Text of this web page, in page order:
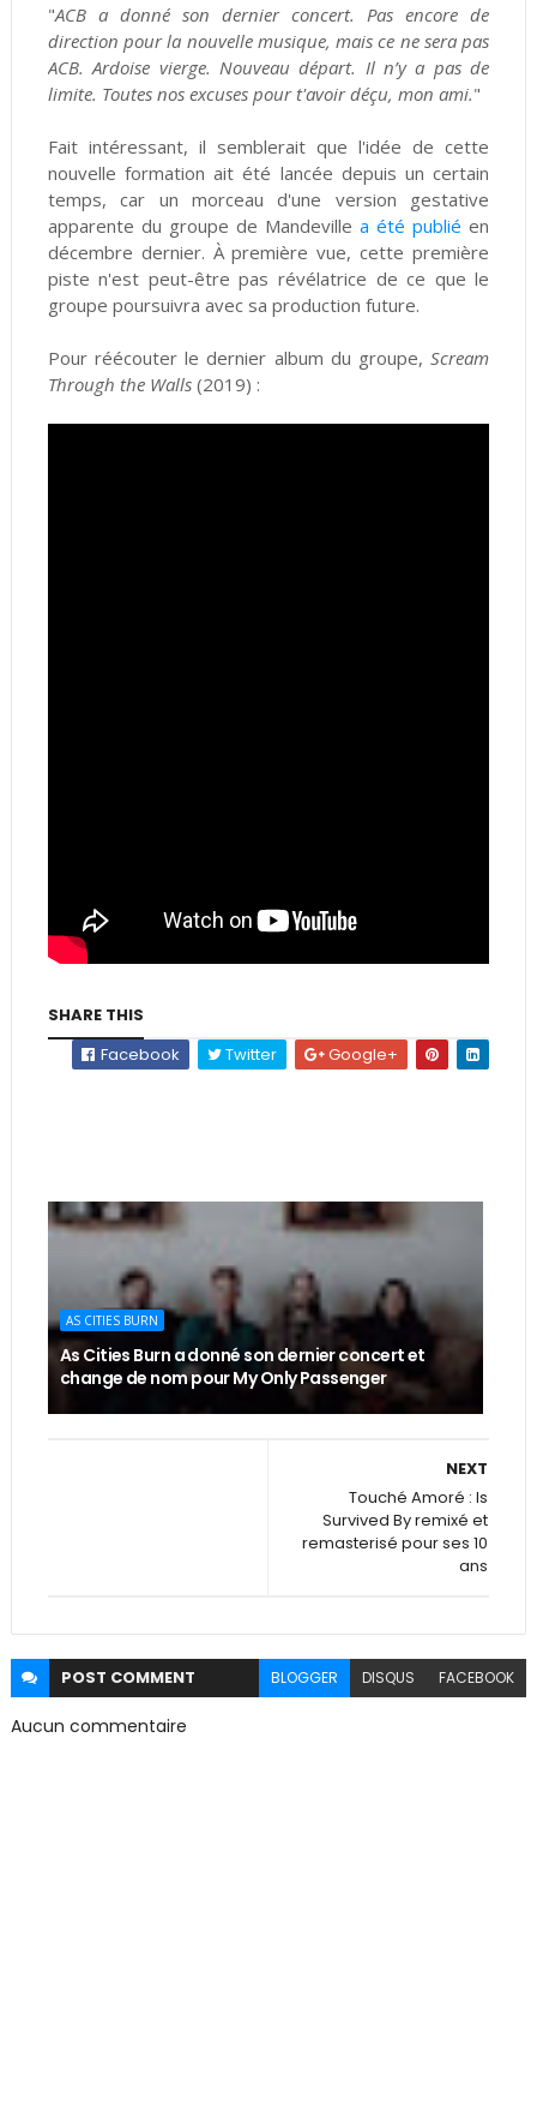
"ACB a donné son dernier concert. Pas encore de
direction pour la nouvelle musique, mais ce ne sera pas
ACB. Ardoise vierge. Nouveau départ. Il n’y a pas de
limite. Toutes nos excuses pour t'avoir déçu, mon ami."
Fait intéressant, il semblerait que l'idée de cette
nouvelle formation ait été lancée depuis un certain
temps, car un morceau d'une version gestative
apparente du groupe de Mandevillea été publié en
décembre dernier. À première vue, cette première
piste n'est peut-être pas révélatrice de ce que le
groupe poursuivra avec sa production future.
Pour réécouter le dernier album du groupe,Scream
Through the Walls (2019) :
SHARE THIS
Facebook
Twitter Google+
AS CITIES BURN
As Cities Burn a donné son dernier concert et
change de nom pour My Only Passenger
NEXT
Touché Amoré : Is
Survived By remixé et
remasterisé pour ses 10
ans
POST COMMENT BLOGGER DISQUS FACEBOOK
Aucun commentaire